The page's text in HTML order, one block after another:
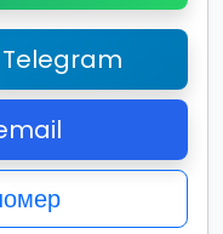
Telegram